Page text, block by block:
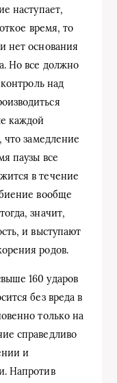
наступает,
время, то
нет основания
Но все должно
над
каждой
что замедление
паузы все
в течение
вообще
значит,
и выступают
родов.
160 ударов
без вреда в
только на
справедливо
и
Напротив